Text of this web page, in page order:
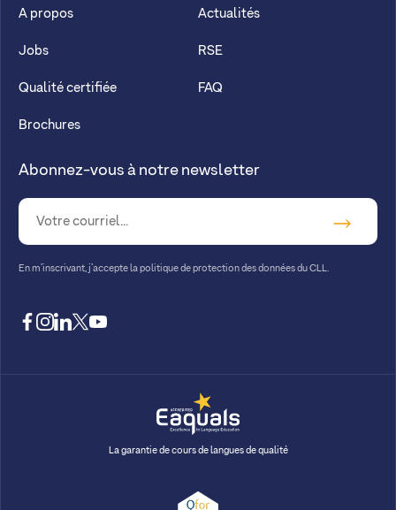
A propos
Jobs
Qualité certifiée
Brochures
Actualités
RSE
FAQ
Abonnez-vous à notre newsletter
En m’inscrivant, j’accepte la politique de protection des données du CLL.
facebook
instagram
linkedin
twitteryoutube
La garantie de cours de langues de qualité